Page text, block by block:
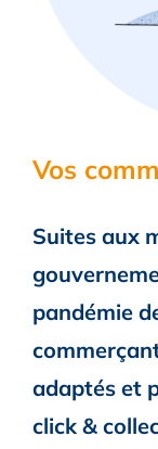
Vos
Suites aux
pandémie
adaptés et
click &